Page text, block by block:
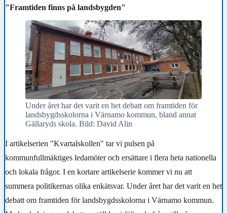
"Framtiden finns på landsbygden"
Under året har det varit en het debatt om framtiden för
landsbygdsskolorna i Värnamo kommun, bland annat
Gällaryds skola. Bild: David Alin
I artikelserien "Kvartalskollen" tar vi pulsen på
kommunfullmäktiges ledamöter och ersättare i flera heta nationella
och lokala frågor. I en kortare artikelserie kommer vi nu att
summera politikernas olika enkätsvar. Under året har det varit en het
debatt om framtiden för landsbygdsskolorna i Värnamo kommun.